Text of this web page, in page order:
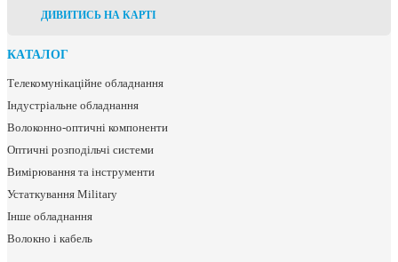
ДИВИТИСЬ НА КАРТІ
КАТАЛОГ
Телекомунікаційне обладнання
Індустріальне обладнання
Волоконно-оптичні компоненти
Оптичні розподільчі системи
Вимірювання та інструменти
Устаткування Military
Інше обладнання
Волокно і кабель